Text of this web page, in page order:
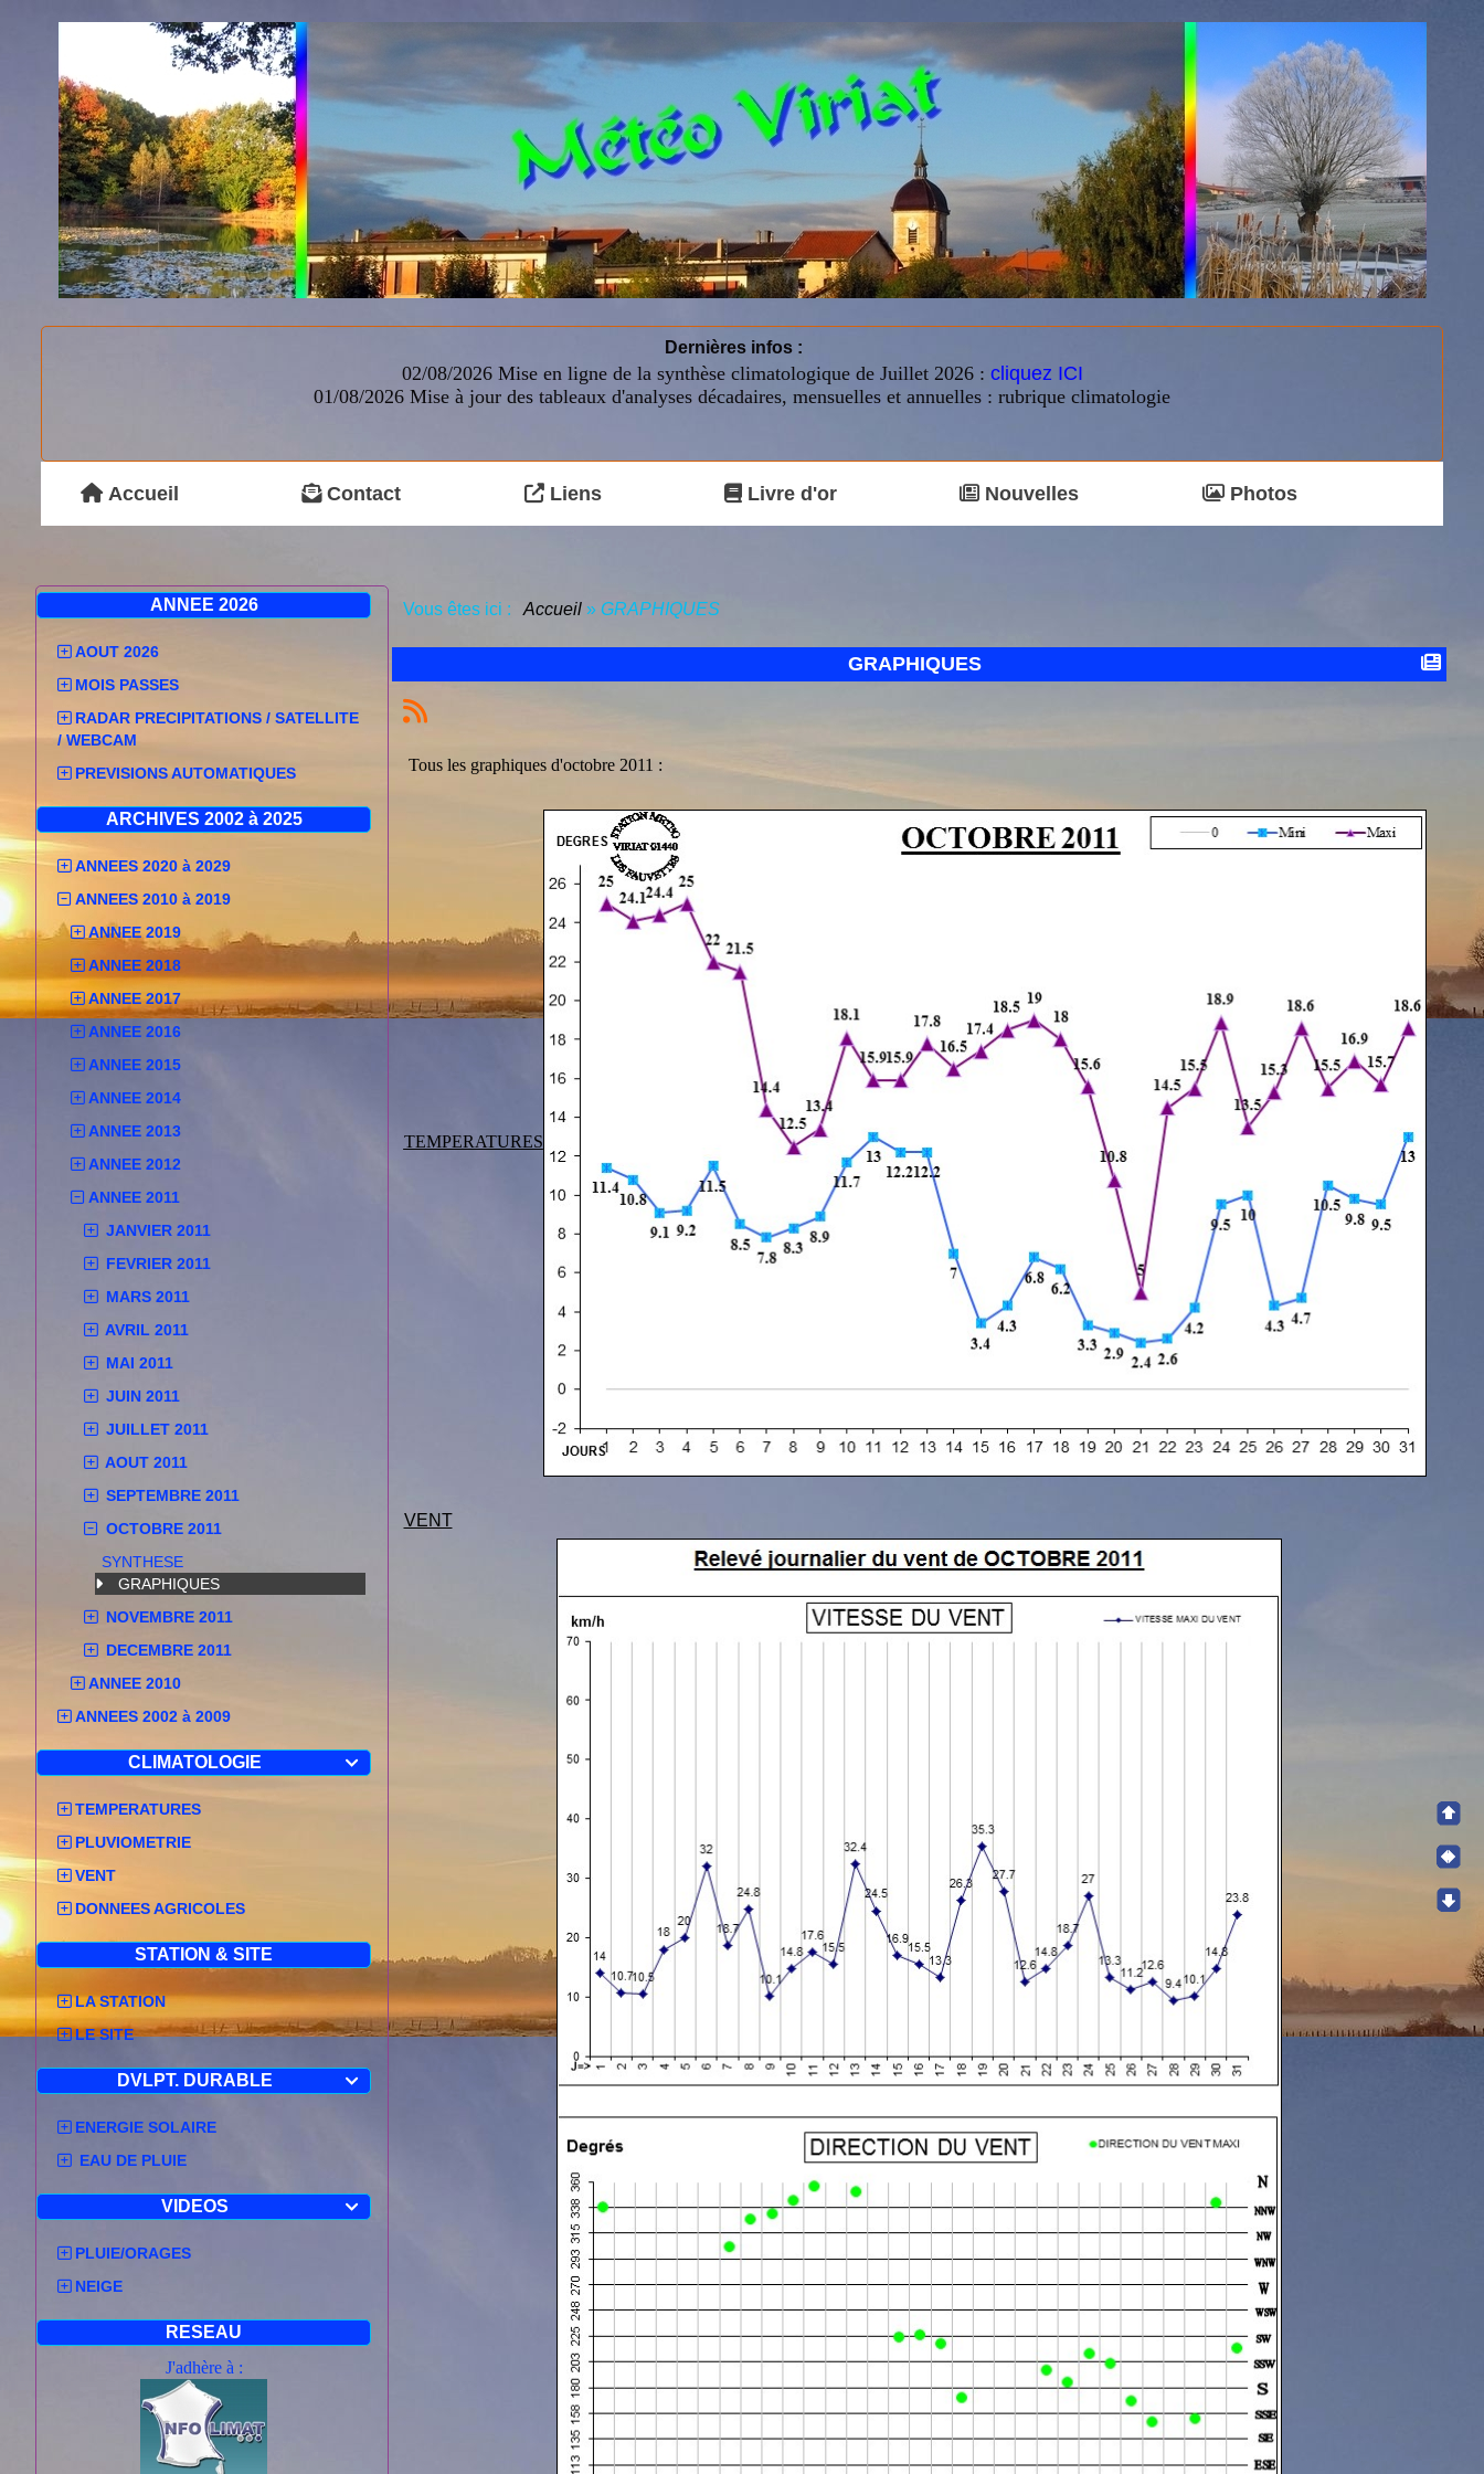
Dernières infos :
02/08/2026 Mise en ligne de la synthèse climatologique de Juillet 2026 : cliquez ICI
01/08/2026 Mise à jour des tableaux d'analyses décadaires, mensuelles et annuelles : rubrique climatologie
Accueil Contact Liens Livre d'or Nouvelles Photos
ANNEE 2026
AOUT 2026
MOIS PASSES
RADAR PRECIPITATIONS / SATELLITE
/ WEBCAM
PREVISIONS AUTOMATIQUES
ARCHIVES 2002 à 2025
ANNEES 2020 à 2029
ANNEES 2010 à 2019
ANNEE 2019
ANNEE 2018
ANNEE 2017
ANNEE 2016
ANNEE 2015
ANNEE 2014
ANNEE 2013
ANNEE 2012
ANNEE 2011
JANVIER 2011
FEVRIER 2011
MARS 2011
AVRIL 2011
MAI 2011
JUIN 2011
JUILLET 2011
AOUT 2011
SEPTEMBRE 2011
OCTOBRE 2011
SYNTHESE
GRAPHIQUES
NOVEMBRE 2011
DECEMBRE 2011
ANNEE 2010
ANNEES 2002 à 2009

CLIMATOLOGIE
TEMPERATURES
PLUVIOMETRIE
VENT
DONNEES AGRICOLES
STATION & SITE
LA STATION
LE SITE

DVLPT. DURABLE
ENERGIE SOLAIRE
EAU DE PLUIE

VIDEOS
PLUIE/ORAGES
NEIGE
RESEAU
J'adhère à :
Vous êtes ici : Accueil » GRAPHIQUES
GRAPHIQUES
Tous les graphiques d'octobre 2011 :
TEMPERATURES
VENT